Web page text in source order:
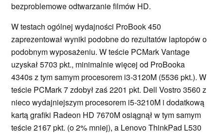
bezproblemowe odtwarzanie filmów HD.
W testach ogólnej wydajności ProBook 450
zaprezentował wyniki podobne do rezultatów laptopów o
podobnym wyposażeniu. W teście PCMark Vantage
uzyskał 5703 pkt., minimalnie więcej od ProBooka
4340s z tym samym procesorem i3-3120M (5536 pkt.). W
teście PCMark 7 zdobył zaś 2201 pkt. Dell Vostro 3560 z
nieco wydajniejszym procesorem i5-3210M i dodatkową
kartą grafiki Radeon HD 7670M osiągnął w tym samym
teście 2167 pkt. (o 2% mniej), a Lenovo ThinkPad L530